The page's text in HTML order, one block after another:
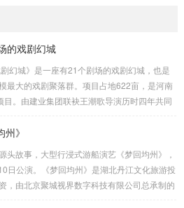
的戏剧幻城
剧幻城》是一座有21个剧场的戏剧幻城，也是
最大的戏剧聚落群。项目占地622亩，是河南
目。由建业集团联袂王潮歌导演历时四年共同
扛鼎之作。作为一部以厚重的中原文化为题
潮歌导演用棋盘的格局把土地方格化、戏剧
聚落群粘合在一起，为世界打造了一个戏剧王
度参与了该项目，负责了幻...
》
头故事，大型行浸式游船演艺《梦回均州》，
日公演。《梦回均州》是湖北丹江文化旅游投
，由北京聚城视界数字科技有限公司总承制的